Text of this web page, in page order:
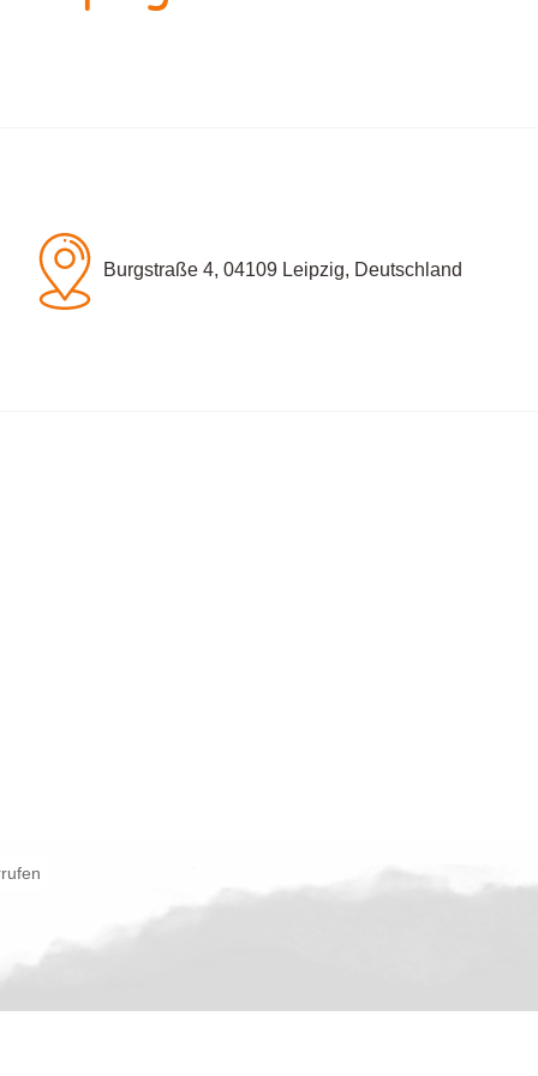
Burgstraße 4, 04109 Leipzig, Deutschland